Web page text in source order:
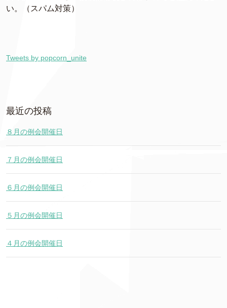
い。（スパム対策）
Tweets by popcorn_unite
最近の投稿
８月の例会開催日
７月の例会開催日
６月の例会開催日
５月の例会開催日
４月の例会開催日